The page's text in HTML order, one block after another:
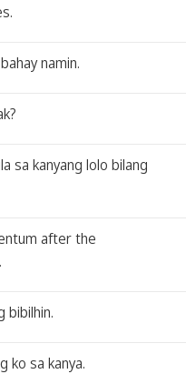
namin.
sa kanyang lolo bilang
after the
bibilhin.
ko sa kanya.